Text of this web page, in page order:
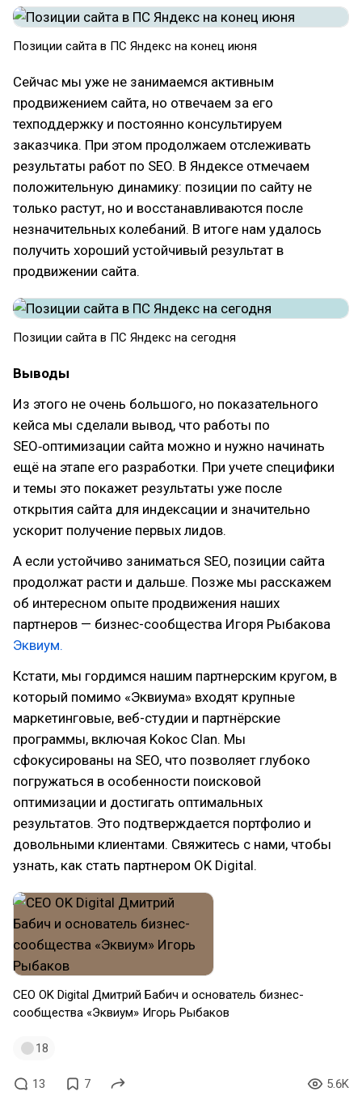
Позиции сайта в ПС Яндекс на конец июня
Сейчас мы уже не занимаемся активным
продвижением сайта, но отвечаем за его
техподдержку и постоянно консультируем
заказчика. При этом продолжаем отслеживать
результаты работ по SEO. В Яндексе отмечаем
положительную динамику: позиции по сайту не
только растут, но и восстанавливаются после
незначительных колебаний. В итоге нам удалось
получить хороший устойчивый результат в
продвижении сайта.
Позиции сайта в ПС Яндекс на сегодня
Выводы
Из этого не очень большого, но показательного
кейса мы сделали вывод, что работы по
SEO‑оптимизации сайта можно и нужно начинать
ещё на этапе его разработки. При учете специфики
и темы это покажет результаты уже после
открытия сайта для индексации и значительно
ускорит получение первых лидов.
А если устойчиво заниматься SEO, позиции сайта
продолжат расти и дальше. Позже мы расскажем
об интересном опыте продвижения наших
партнеров — бизнес-сообщества Игоря Рыбакова
Эквиум.
Кстати, мы гордимся нашим партнерским кругом, в
который помимо «Эквиума» входят крупные
маркетинговые, веб-студии и партнёрские
программы, включая Kokoc Clan. Мы
сфокусированы на SEO, что позволяет глубоко
погружаться в особенности поисковой
оптимизации и достигать оптимальных
результатов. Это подтверждается портфолио и
довольными клиентами. Свяжитесь с нами, чтобы
узнать, как стать партнером OK Digital.
CEO OK Digital Дмитрий Бабич и основатель бизнес-
сообщества «Эквиум» Игорь Рыбаков
18
13 7 5.6K